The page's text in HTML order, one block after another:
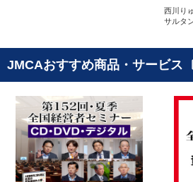
西川り
サルタ
JMCAおすすめ商品・サービス